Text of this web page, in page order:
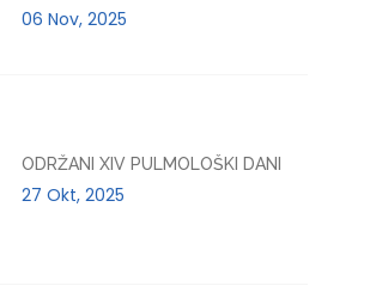
06 Nov, 2025
ODRŽANI XIV PULMOLOŠKI DANI
27 Okt, 2025